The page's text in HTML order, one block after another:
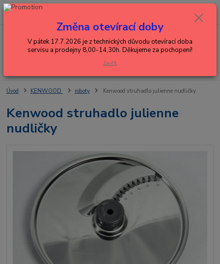
Menu
+420 602 288 130
0,00 Kč
Úvod KENWOOD roboty Kenwood struhadlo julienne nudličky
Kenwood struhadlo julienne
nudličky
Změna otevírací doby
V pátek 17.7.2026 je z technických důvodu otevírací doba
servisu a prodejny 8,00-14,30h. Děkujeme za pochopení!
Zavřít